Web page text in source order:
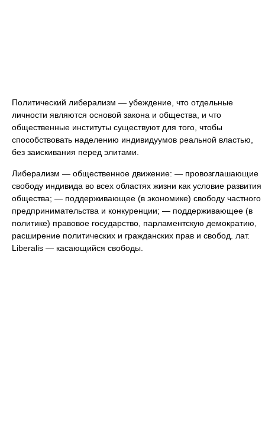
Политический либерализм — убеждение, что отдельные
личности являются основой закона и общества, и что
общественные институты существуют для того, чтобы
способствовать наделению индивидуумов реальной властью,
без заискивания перед элитами.
Либерализм — общественное движение: — провозглашающие
свободу индивида во всех областях жизни как условие развития
общества; — поддерживающее (в экономике) свободу частного
предпринимательства и конкуренции; — поддерживающее (в
политике) правовое государство, парламентскую демократию,
расширение политических и гражданских прав и свобод. лат.
Liberalis — касающийся свободы.